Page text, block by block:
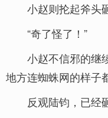
小赵则抡起斧头
“奇了怪了！”
小赵不信邪的继
地方连蜘蛛网的样子
反观陆钧，已经